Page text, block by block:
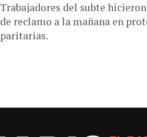
Trabajadores del subte
de reclamo a la mañana en
paritarias.